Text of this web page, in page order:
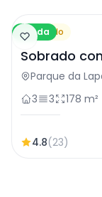
Venda
Sobrado
Sobrado
Parque da
3
3 178 m²
4.8(23)